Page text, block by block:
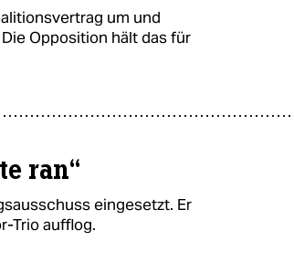
um und
Opposition hält das für
ran“
eingesetzt. Er
Trio aufflog.